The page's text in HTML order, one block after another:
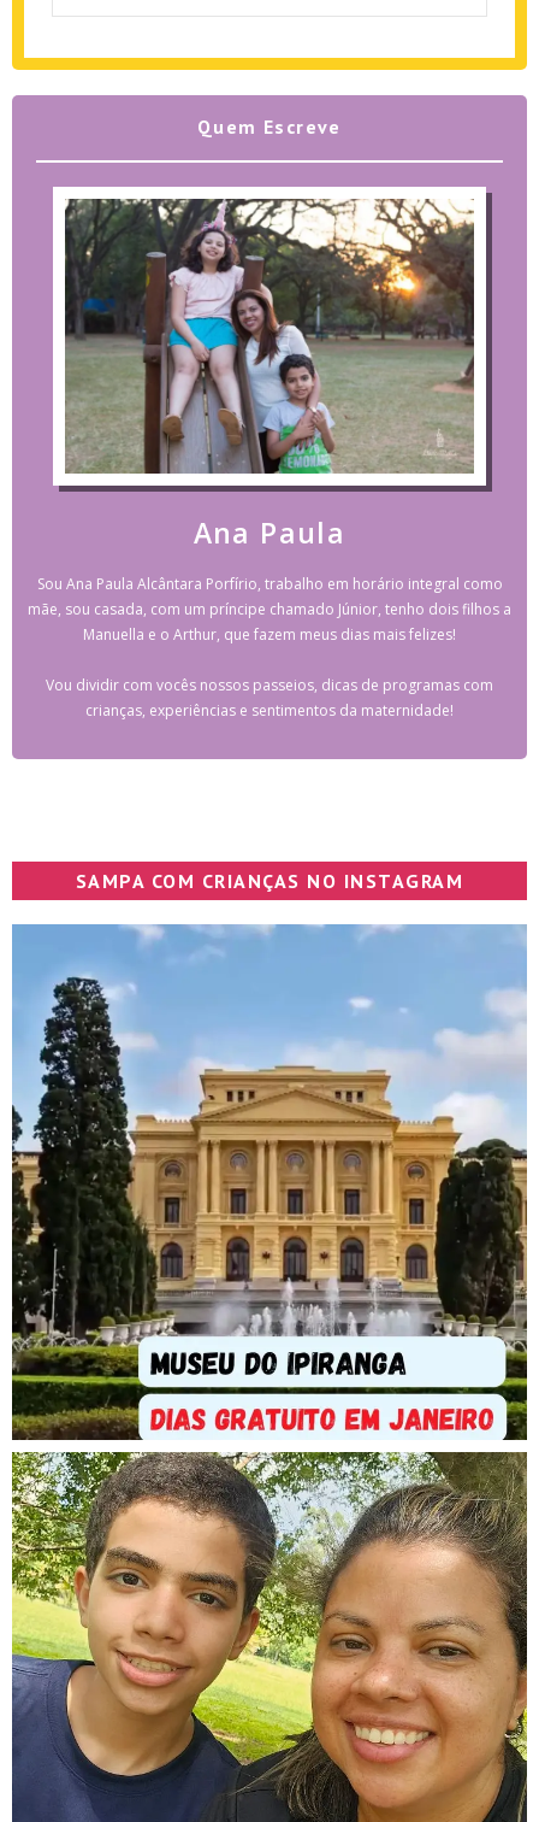
Quem Escreve
Ana Paula
Sou Ana Paula Alcântara Porfírio, trabalho em horário integral como
mãe, sou casada, com um príncipe chamado Júnior, tenho dois filhos a
Manuella e o Arthur, que fazem meus dias mais felizes!
Vou dividir com vocês nossos passeios, dicas de programas com
crianças, experiências e sentimentos da maternidade!
SAMPA COM CRIANÇAS NO INSTAGRAM